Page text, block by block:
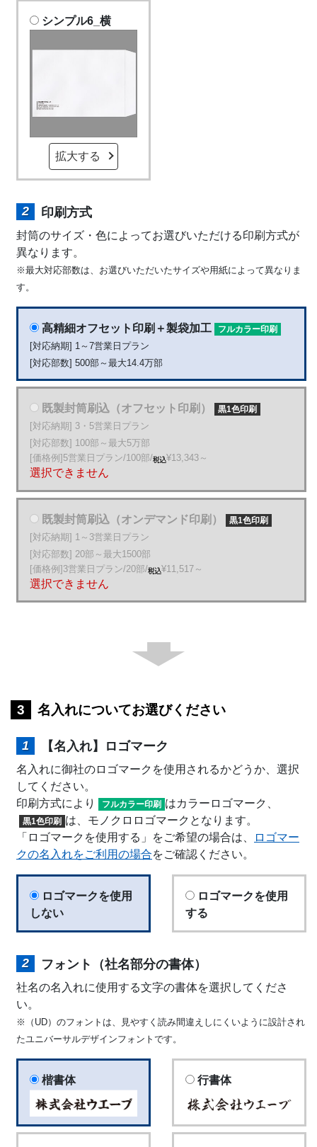
シンプル6_横
拡大する
印刷方式
封筒のサイズ・色によってお選びいただける印刷方式が
異なります。
※最大対応部数は、お選びいただいたサイズや用紙によって異なりま
す。
高精細オフセット印刷＋製袋加工 フルカラー印刷
[対応納期] 1～7営業日プラン
[対応部数] 500部～最大14.4万部
既製封筒刷込（オフセット印刷） 黒1色印刷
[対応納期] 3・5営業日プラン
[対応部数] 100部～最大5万部
[価格例]5営業日プラン/100部/
¥13,343～
既製封筒刷込（オンデマンド印刷） 黒1色印刷
[対応納期] 1～3営業日プラン
[対応部数] 20部～最大1500部
[価格例]3営業日プラン/20部/
¥11,517～
名入れについてお選びください
【名入れ】ロゴマーク
名入れに御社のロゴマークを使用されるかどうか、選択
してください。
印刷方式により
フルカラー印刷 はカラーロゴマーク、
黒1色印刷 は、モノクロロゴマークとなります。
「ロゴマークを使用する」をご希望の場合は、
ロゴマー
クの名入れをご利用の場合をご確認ください。
ロゴマークを使用
しない
ロゴマークを使用
する
フォント（社名部分の書体）
社名の名入れに使用する文字の書体を選択してくださ
い。
※（UD）のフォントは、見やすく読み間違えしにくいように設計され
たユニバーサルデザインフォントです。
楷書体 行書体